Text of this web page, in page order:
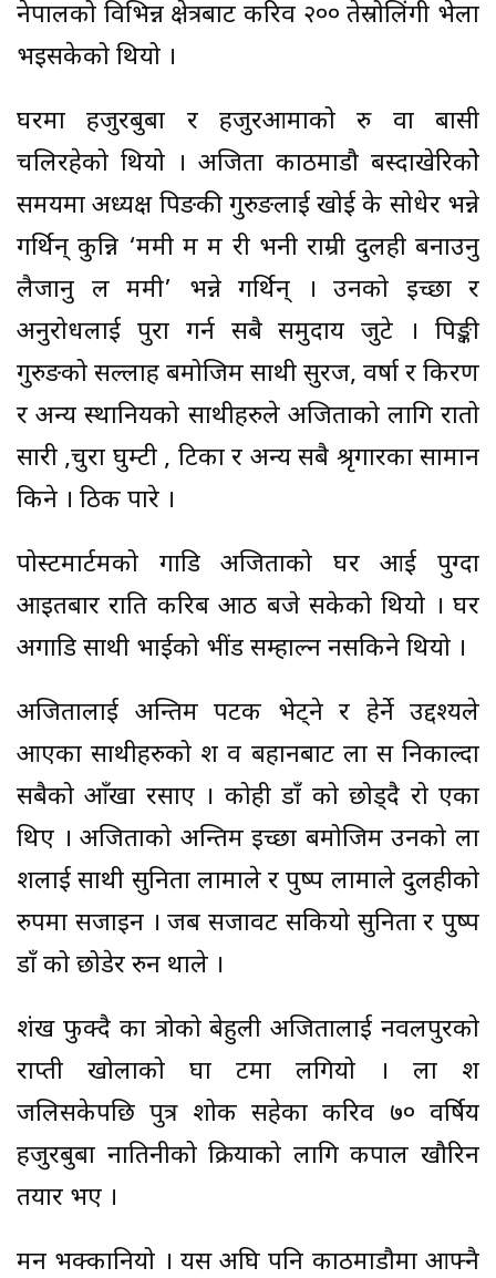
नेपालको विभिन्न क्षेत्रबाट करिव २०० तेस्रोलिंगी भेला
भइसकेको थियो ।
घरमा हजुरबुबा र हजुरआमाको रु वा बासी
चलिरहेको थियो । अजिता काठमाडौ बस्दाखेरिकोे
समयमा अध्यक्ष पिङकी गुरुङलाई खोई के सोधेर भन्ने
गर्थिन् कुन्नि ‘ममी म म री भनी राम्री दुलही बनाउनु
लैजानु ल ममी’ भन्ने गर्थिन् । उनको इच्छा र
अनुरोधलाई पुरा गर्न सबै समुदाय जुटे । पिङ्की
गुरुङको सल्लाह बमोजिम साथी सुरज, वर्षा र किरण
र अन्य स्थानियको साथीहरुले अजिताको लागि रातो
सारी ,चुरा घुम्टी , टिका र अन्य सबै श्रृगारका सामान
किने । ठिक पारे ।
पोस्टमार्टमको गाडि अजिताको घर आई पुग्दा
आइतबार राति करिब आठ बजे सकेको थियो । घर
अगाडि साथी भाईको भींड सम्हाल्न नसकिने थियो ।
अजितालाई अन्तिम पटक भेट्ने र हेर्ने उद्दश्यले
आएका साथीहरुको श व बहानबाट ला स निकाल्दा
सबैको आँखा रसाए । कोही डाँ को छोड्दै रो एका
थिए । अजिताको अन्तिम इच्छा बमोजिम उनको ला
शलाई साथी सुनिता लामाले र पुष्प लामाले दुलहीको
रुपमा सजाइन । जब सजावट सकियो सुनिता र पुष्प
डाँ को छोडेर रुन थाले ।
शंख फुक्दै का त्रोको बेहुली अजितालाई नवलपुरको
राप्ती खोलाको घा टमा लगियो । ला श
जलिसकेपछि पुत्र शोक सहेका करिव ७० वर्षिय
हजुरबुबा नातिनीको क्रियाको लागि कपाल खौरिन
तयार भए ।
मन भक्कानियो । यस अघि पनि काठमाडौमा आफ्नै